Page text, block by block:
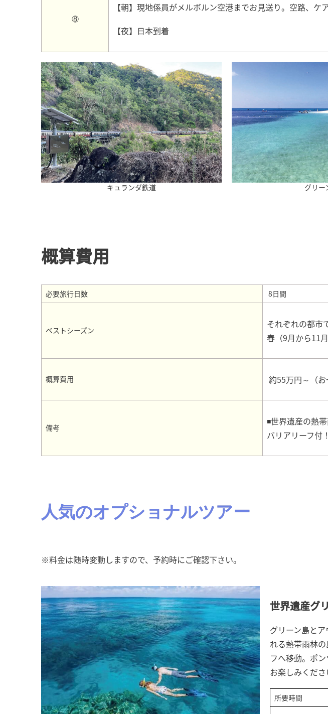
⑧
【朝】現地係員がメルボルン空港までお見送り。空路、ケ
【夜】日本到着
キュランダ鉄道 グリー
概算費用
必要旅行日数 8日間
ベストシーズン
それぞれの都市
春（9月から11月
概算費用 約55万円～（お
備考
◾世界遺産の熱
バリアリーフ付！
人気のオプショナルツアー
※料金は随時変動しますので、予約時にご確認下さい。
世界遺産グ
グリーン島と
れる熱帯雨林
フへ移動。ポ
お楽しみくだ
所要時間